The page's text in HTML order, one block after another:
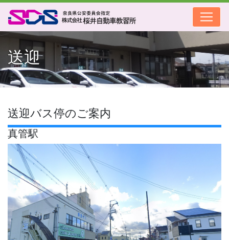
送迎
送迎バス停のご案内
真管駅